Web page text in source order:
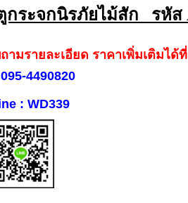
กระจกนิรภัยไม้สัก รหัส
ามรายละเอียด ราคาเพิ่มเติมได้ที่
4490820
: WD339